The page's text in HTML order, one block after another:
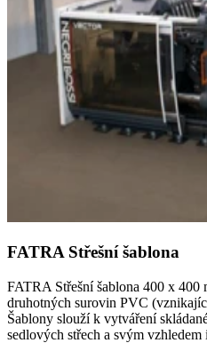
FATRA Střešní šablona
FATRA Střešní šablona 400 x
druhotných surovin PVC
Šablony slouží k vytváření
sedlových střech a svým